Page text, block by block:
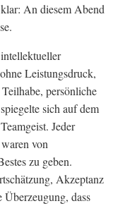
An diesem Abend
Leistungsdruck,
persönliche
sich auf dem
Jeder
von
zu geben.
Akzeptanz
dass